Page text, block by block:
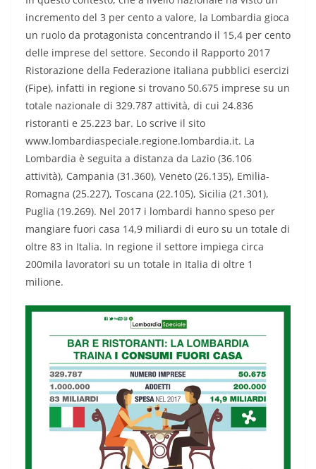
incremento del 3 per cento a valore, la Lombardia gioca
un ruolo da protagonista concentrando il 15,4 per cento
delle imprese del settore. Secondo il Rapporto 2017
Ristorazione della Federazione italiana pubblici esercizi
(Fipe), infatti in regione si trovano 50.675 imprese su un
totale nazionale di 329.787 attività, di cui 24.836
ristoranti e 25.223 bar. Lo scrive il sito
www.lombardiaspeciale.regione.lombardia.it. La
Lombardia è seguita a distanza da Lazio (36.106
attività), Campania (31.360), Veneto (26.135), Emilia-
Romagna (25.227), Toscana (22.105), Sicilia (21.301),
Puglia (19.269). Nel 2017 i lombardi hanno speso per
mangiare fuori casa 14,9 miliardi di euro su un totale di
oltre 83 in Italia. In regione il settore impiega circa
200mila lavoratori su un totale in Italia di oltre 1
milione.